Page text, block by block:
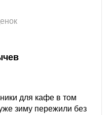
для кафе в том
зиму пережили без